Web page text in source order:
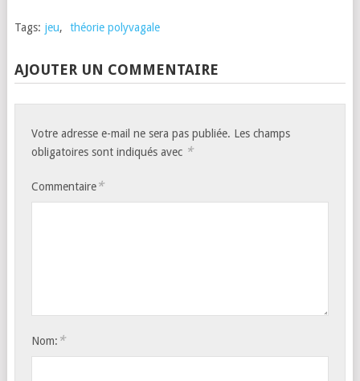
Tags: jeu, théorie polyvagale
AJOUTER UN COMMENTAIRE
Votre adresse e-mail ne sera pas publiée. Les champs
obligatoires sont indiqués avec *
Commentaire*
Nom: *